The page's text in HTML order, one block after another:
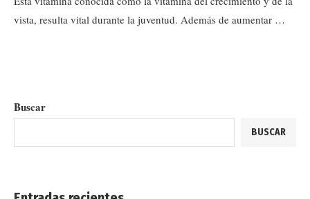
vista, resulta vital durante la juventud. Además de aumentar …
Buscar
BUSCAR